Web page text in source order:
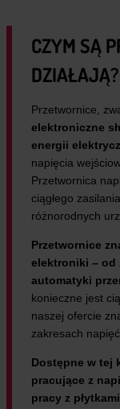
CZYM SĄ
DZIAŁAJĄ?
Przetwornice,
elektroniczne
energii
napięcia
Przetwornica
ciągłego
różnorodnych
Przetwornice
elektroniki – od
automatyki
konieczne jest
naszej ofercie
zakresach
Dostępne w tej
pracujące z
pracy z